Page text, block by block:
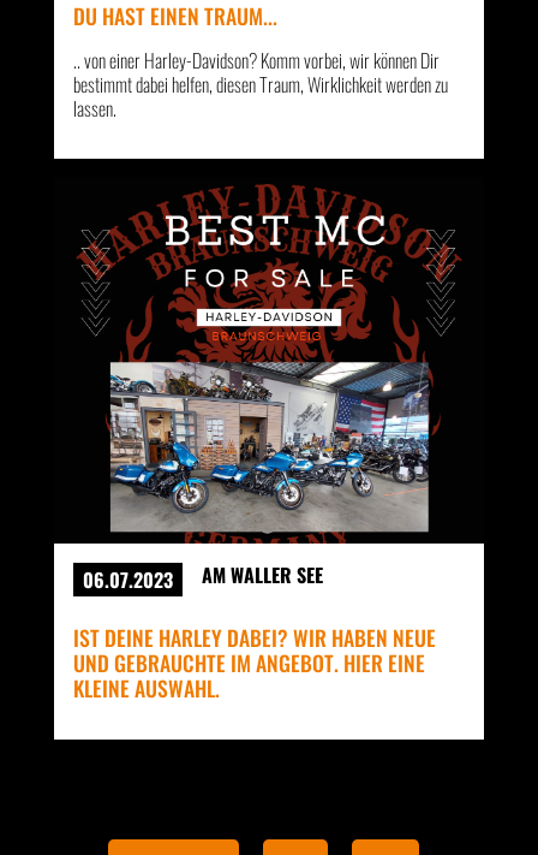
DU HAST EINEN TRAUM...
.. von einer Harley-Davidson? Komm vorbei, wir können Dir
bestimmt dabei helfen, diesen Traum, Wirklichkeit werden zu
lassen.
06.07.2023 AM WALLER SEE
IST DEINE HARLEY DABEI? WIR HABEN NEUE
UND GEBRAUCHTE IM ANGEBOT. HIER EINE
KLEINE AUSWAHL.